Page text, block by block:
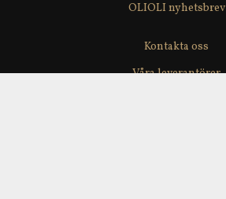
OLIOLI nyhetsbrev
Kontakta oss
Våra leverantörer